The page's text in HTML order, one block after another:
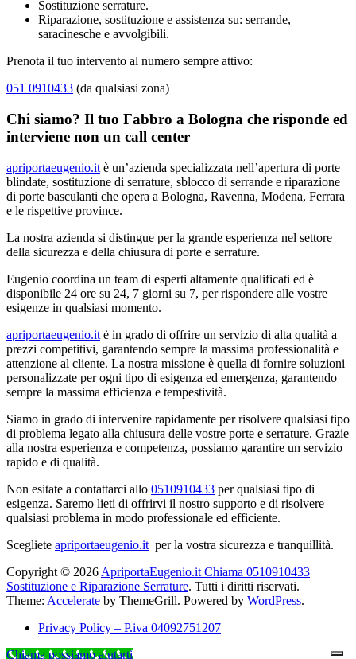
Sostituzione serrature.
Riparazione, sostituzione e assistenza su: serrande,
saracinesche e avvolgibili.
Prenota il tuo intervento al numero sempre attivo:
051 0910433 (da qualsiasi zona)
Chi siamo? Il tuo Fabbro a Bologna che risponde ed
interviene non un call center
apriportaeugenio.it è un’azienda specializzata nell’apertura di porte
blindate, sostituzione di serrature, sblocco di serrande e riparazione
di porte basculanti che opera a Bologna, Ravenna, Modena, Ferrara
e le rispettive province.
La nostra azienda si distingue per la grande esperienza nel settore
della sicurezza e della chiusura di porte e serrature.
Eugenio coordina un team di esperti altamente qualificati ed è
disponibile 24 ore su 24, 7 giorni su 7, per rispondere alle vostre
esigenze in qualsiasi momento.
apriportaeugenio.it è in grado di offrire un servizio di alta qualità a
prezzi competitivi, garantendo sempre la massima professionalità e
attenzione al cliente. La nostra missione è quella di fornire soluzioni
personalizzate per ogni tipo di esigenza ed emergenza, garantendo
sempre la massima efficienza e tempestività.
Siamo in grado di intervenire rapidamente per risolvere qualsiasi tipo
di problema legato alla chiusura delle vostre porte e serrature. Grazie
alla nostra esperienza e competenza, possiamo garantire un servizio
rapido e di qualità.
Non esitate a contattarci allo 0510910433 per qualsiasi tipo di
esigenza. Saremo lieti di offrirvi il nostro supporto e di risolvere
qualsiasi problema in modo professionale ed efficiente.
Scegliete apriportaeugenio.it per la vostra sicurezza e tranquillità.
Copyright © 2026 ApriportaEugenio.it Chiama 0510910433
Sostituzione e Riparazione Serrature. Tutti i diritti riservati.
Theme: Accelerate by ThemeGrill. Powered by WordPress.
Privacy Policy – P.iva 04092751207
Chiama possiamo aiutarti